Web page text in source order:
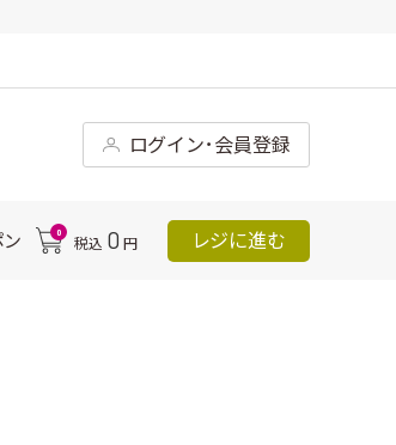
ログイン･会員登録
ン 0
税込 0 円 レジに進む